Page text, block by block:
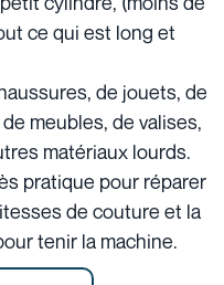
ce qui est long et
de jouets, de
meubles, de valises,
matériaux lourds.
pratique pour réparer
de couture et la
tenir la machine.